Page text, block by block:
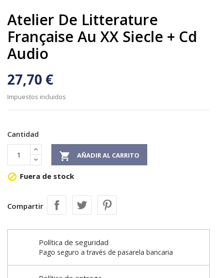
Atelier De Litterature
Française Au XX Siecle + Cd
Audio
27,70 €
Impuestos incluidos
Cantidad
 AÑADIR AL CARRITO
 Fuera de stock
Compartir
Política de seguridad
Pago seguro a través de pasarela bancaria